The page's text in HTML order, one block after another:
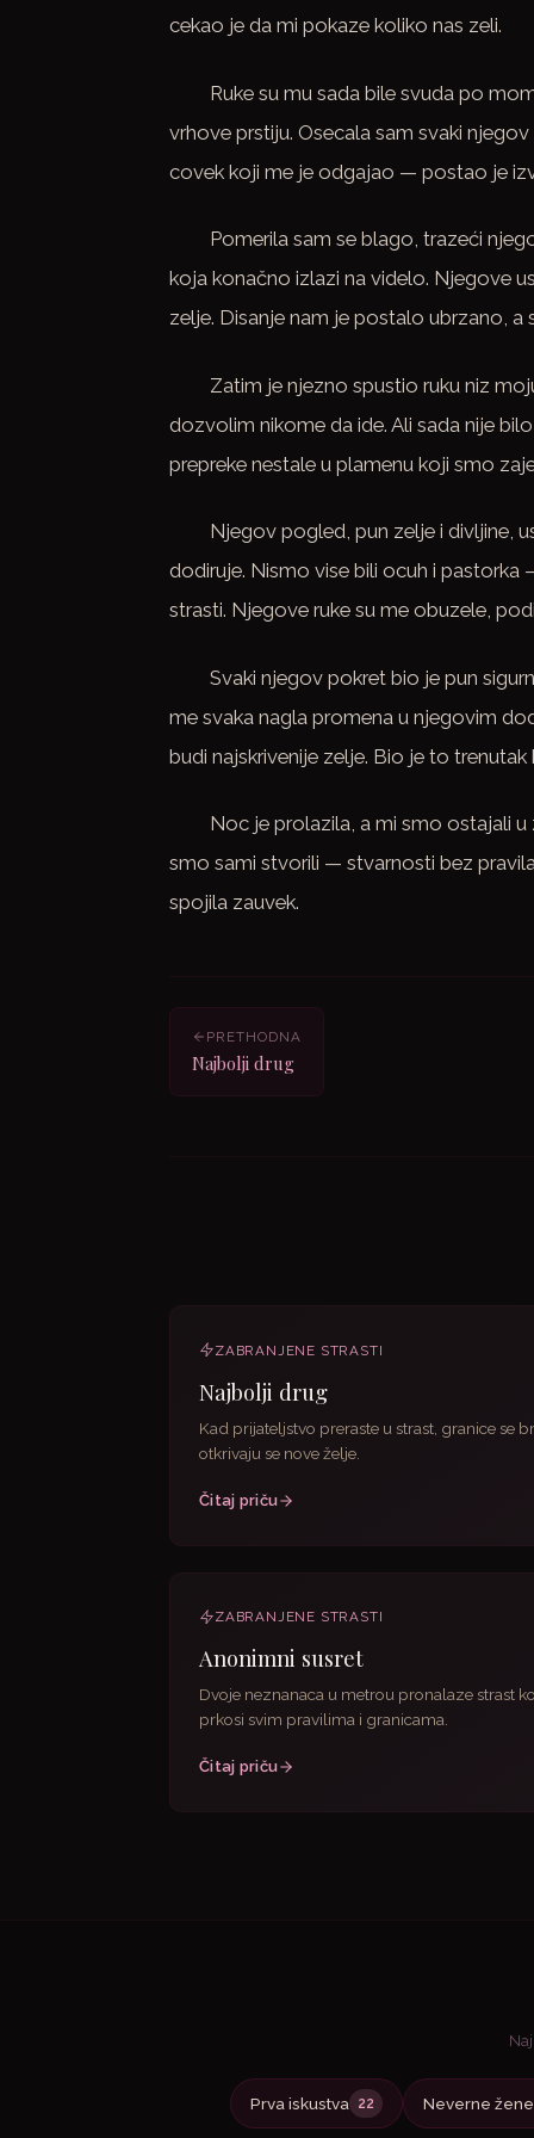
cekao je da mi pokaze koliko nas zeli.
Ruke su mu sada bile svuda po
vrhove prstiju. Osecala sam svaki
covek koji me je odgajao — postao je
Pomerila sam se blago, trazeći
koja konačno izlazi na videlo. Njegove
zelje. Disanje nam je postalo ubrzano,
Zatim je njezno spustio ruku niz
dozvolim nikome da ide. Ali sada nije
prepreke nestale u plamenu koji smo
Njegov pogled, pun zelje i divljine,
dodiruje. Nismo vise bili ocuh i pastorka
strasti. Njegove ruke su me obuzele,
Svaki njegov pokret bio je pun
me svaka nagla promena u njegovim
budi najskrivenije zelje. Bio je to
Noc je prolazila, a mi smo ostajali
smo sami stvorili — stvarnosti bez
spojila zauvek.
PRETHODNA
Najbolji drug
ZABRANJENE STRASTI
Najbolji drug
Kad prijateljstvo preraste u strast, granice se
otkrivaju se nove želje.
Čitaj priču
ZABRANJENE STRASTI
Anonimni susret
Dvoje neznanaca u metrou pronalaze strast
prkosi svim pravilima i granicama.
Čitaj priču
Prva iskustva 22 Neverne žene